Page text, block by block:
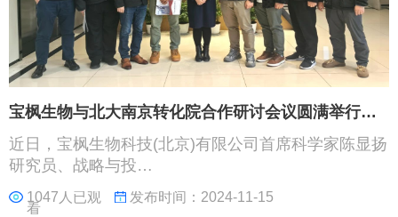
宝枫生物与北大南京转化院合作研讨会议圆满举行…
近日，宝枫生物科技(北京)有限公司首席科学家陈显扬
研究员、战略与投…
1047人已观
看
发布时间：2024-11-15